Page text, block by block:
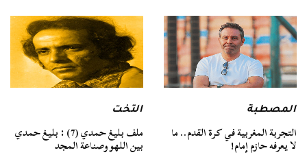
المصطبة
التجربة المغربية في كرة القدم.. ما
لا يعرفه حازم إمام!
التخت
ملف بليغ حمدي (7) : بليغ حمدي
بين اللهو وصناعة المجد